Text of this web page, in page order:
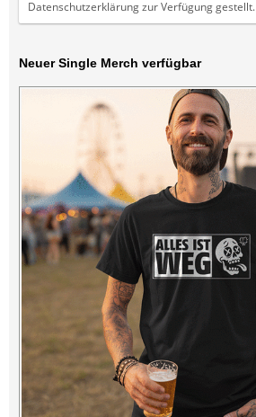
Datenschutzerklärung zur Verfügung gestellt.
Neuer Single Merch verfügbar